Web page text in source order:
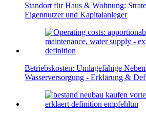
Standort für Haus & Wohnung:
Eigennutzer und Kapitalanleger
Betriebskosten: Umlagefähige
Wasserversorgung - Erklärung &